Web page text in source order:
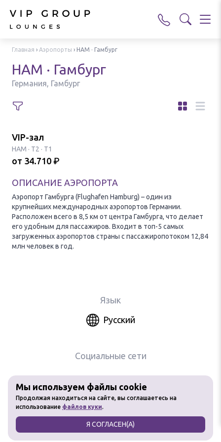
Главная › Аэропорты › HAM · Гамбург
HAM · Гамбург
Германия, Гамбург
VIP-зал
HAM · T2 · T1
от 34.710 ₽
ОПИСАНИЕ АЭРОПОРТА
Аэропорт Гамбурга (Flughafen Hamburg) – один из
крупнейших международных аэропортов Германии.
Расположен всего в 8,5 км от центра Гамбурга, что делает
его удобным для пассажиров. Входит в топ-5 самых
загруженных аэропортов страны с пассажиропотоком 12,84
млн человек в год.
Мы используем файлы cookie
Продолжая находиться на сайте, вы соглашаетесь на
использование файлов куки.
Я СОГЛАСЕН(А)
Язык
Русский
Социальные сети
Любое использование материалов
сайта без разрешения запрещено